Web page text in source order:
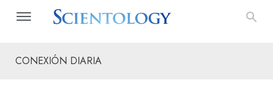
CONEXIÓN DIARIA